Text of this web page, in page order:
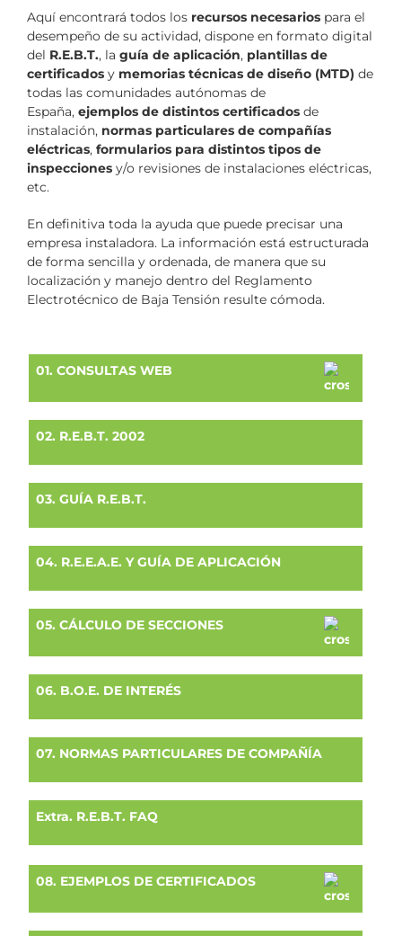
Aquí encontrará todos los recursos necesarios para el
desempeño de su actividad, dispone en formato digital
del R.E.B.T., la guía de aplicación, plantillas de
certificados y memorias técnicas de diseño (MTD) de
todas las comunidades autónomas de
España, ejemplos de distintos certificados de
instalación, normas particulares de compañías
eléctricas, formularios para distintos tipos de
inspecciones y/o revisiones de instalaciones eléctricas,
etc.
En definitiva toda la ayuda que puede precisar una
empresa instaladora. La información está estructurada
de forma sencilla y ordenada, de manera que su
localización y manejo dentro del Reglamento
Electrotécnico de Baja Tensión resulte cómoda.
01. CONSULTAS WEB
02. R.E.B.T. 2002
03. GUÍA R.E.B.T.
04. R.E.E.A.E. Y GUÍA DE APLICACIÓN
05. CÁLCULO DE SECCIONES
06. B.O.E. DE INTERÉS
07. NORMAS PARTICULARES DE COMPAÑÍA
Extra. R.E.B.T. FAQ
08. EJEMPLOS DE CERTIFICADOS